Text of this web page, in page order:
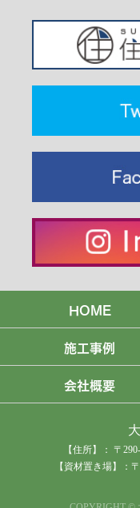
HOME
施工事例
会社概要
【住所】： 〒
【資材置き場】：